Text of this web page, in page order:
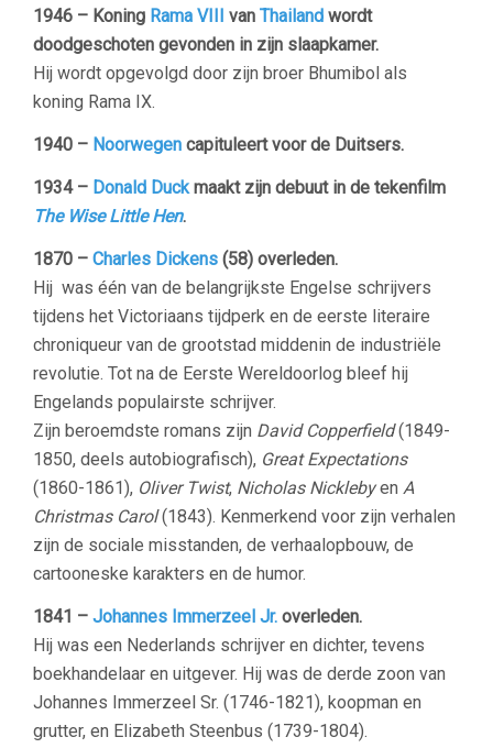
1946 – Koning Rama VIII van Thailand wordt
doodgeschoten gevonden in zijn slaapkamer.
Hij wordt opgevolgd door zijn broer Bhumibol als
koning Rama IX.
1940 – Noorwegen capituleert voor de Duitsers.
1934 – Donald Duckmaakt zijn debuut in de tekenfilm
The Wise Little Hen.
1870 – Charles Dickens (58) overleden.
Hij was één van de belangrijkste Engelse schrijvers
tijdens het Victoriaans tijdperk en de eerste literaire
chroniqueur van de grootstad middenin de industriële
revolutie. Tot na de Eerste Wereldoorlog bleef hij
Engelands populairste schrijver.
Zijn beroemdste romans zijn David Copperfield(1849-
1850, deels autobiografisch), Great Expectations
(1860-1861), Oliver Twist, Nicholas Nicklebyen A
Christmas Carol(1843). Kenmerkend voor zijn verhalen
zijn de sociale misstanden, de verhaalopbouw, de
cartooneske karakters en de humor.
1841 – Johannes Immerzeel Jr. overleden.
Hij was een Nederlands schrijver en dichter, tevens
boekhandelaar en uitgever. Hij was de derde zoon van
Johannes Immerzeel Sr. (1746-1821), koopman en
grutter, en Elizabeth Steenbus (1739-1804).